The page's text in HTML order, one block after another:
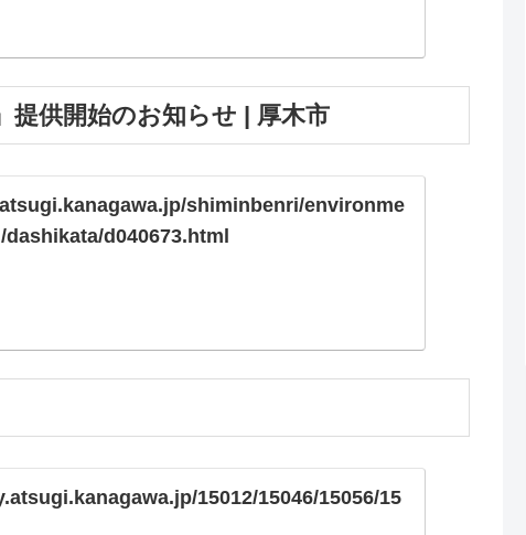
提供開始のお知らせ | 厚木市
shiminbenri/environme
d040673.html
15012/15046/15056/15